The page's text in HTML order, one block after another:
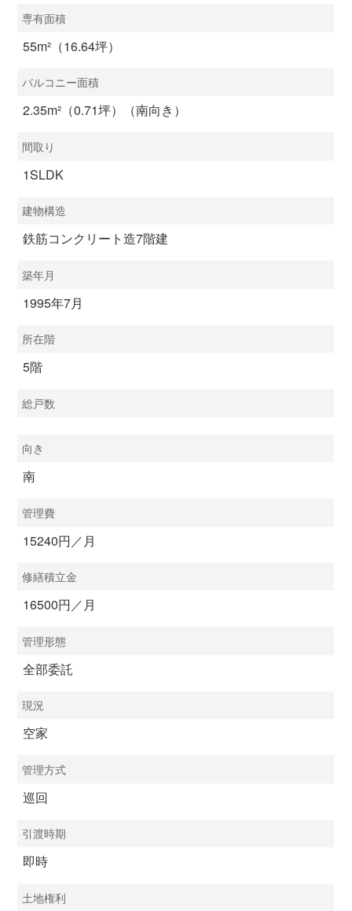
専有面積
55m²（16.64坪）
バルコニー面積
2.35m²（0.71坪）（南向き）
間取り
1SLDK
建物構造
鉄筋コンクリート造7階建
築年月
1995年7月
所在階
5階
総戸数
向き
南
管理費
15240円／月
修繕積立金
16500円／月
管理形態
全部委託
現況
空家
管理方式
巡回
引渡時期
即時
土地権利